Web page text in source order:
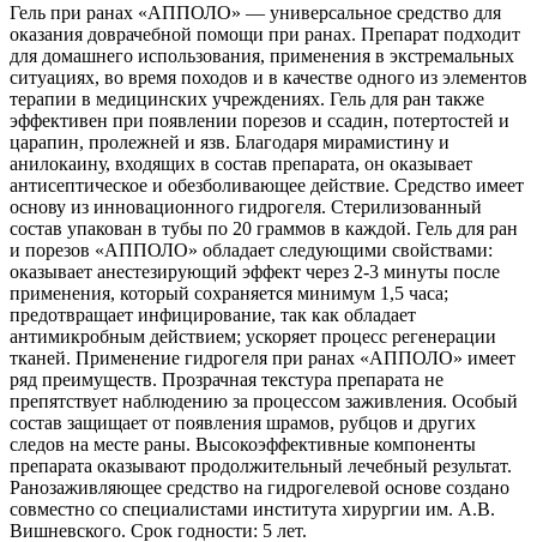
Гель при ранах «АППОЛО» — универсальное средство для
оказания доврачебной помощи при ранах. Препарат подходит
для домашнего использования, применения в экстремальных
ситуациях, во время походов и в качестве одного из элементов
терапии в медицинских учреждениях. Гель для ран также
эффективен при появлении порезов и ссадин, потертостей и
царапин, пролежней и язв. Благодаря мирамистину и
анилокаину, входящих в состав препарата, он оказывает
антисептическое и обезболивающее действие. Средство имеет
основу из инновационного гидрогеля. Стерилизованный
состав упакован в тубы по 20 граммов в каждой. Гель для ран
и порезов «АППОЛО» обладает следующими свойствами:
оказывает анестезирующий эффект через 2-3 минуты после
применения, который сохраняется минимум 1,5 часа;
предотвращает инфицирование, так как обладает
антимикробным действием; ускоряет процесс регенерации
тканей. Применение гидрогеля при ранах «АППОЛО» имеет
ряд преимуществ. Прозрачная текстура препарата не
препятствует наблюдению за процессом заживления. Особый
состав защищает от появления шрамов, рубцов и других
следов на месте раны. Высокоэффективные компоненты
препарата оказывают продолжительный лечебный результат.
Ранозаживляющее средство на гидрогелевой основе создано
совместно со специалистами института хирургии им. А.В.
Вишневского. Срок годности: 5 лет.